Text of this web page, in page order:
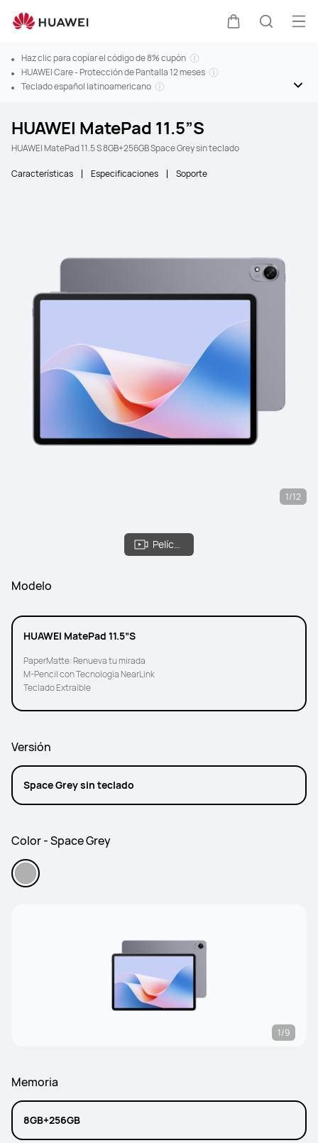
Haz clic para copiar el código de 8% cupón
HUAWEI Care - Protección de Pantalla 12 meses
Teclado español latinoamericano
HUAWEI MatePad 11.5”S
HUAWEI MatePad 11.5 S 8GB+256GB Space Grey sin teclado
Características Especificaciones Soporte
Película
1/12
Modelo
HUAWEI MatePad 11.5”S
PaperMatte: Renueva tu mirada
M-Pencil con Tecnología NearLink
Teclado Extraíble
Versión
Space Grey sin teclado
Color - Space Grey
1/9
Memoria
8GB+256GB